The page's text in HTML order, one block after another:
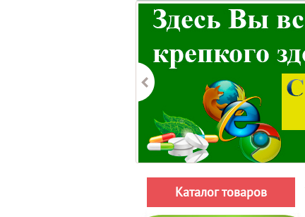
Каталог товаров